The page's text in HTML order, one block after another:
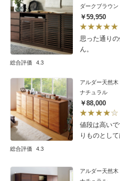
総合評価 4.3
ダークブラウン
￥59,950
思った通り
ん。
総合評価 4.3
ナチュラル
￥88,000
値段は高い
りものとし
セットされ
なり）やっ
ほうがいい